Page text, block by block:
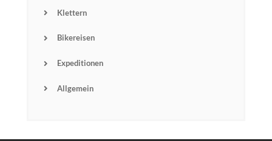
Klettern
Bikereisen
Expeditionen
Allgemein